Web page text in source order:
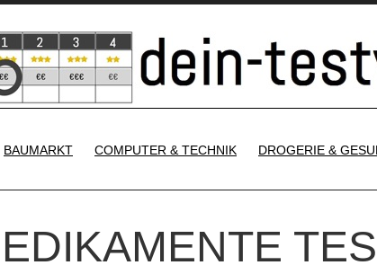
BAUMARKT
COMPUTER & TECHNIK DROGERIE &